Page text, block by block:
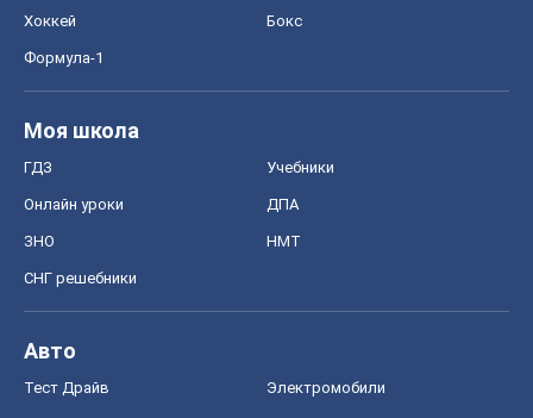
Хоккей Бокс
Формула-1
Моя школа
ГДЗ Учебники
Онлайн уроки ДПА
ЗНО НМТ
СНГ решебники
Авто
Тест Драйв Электромобили